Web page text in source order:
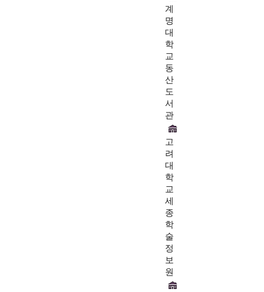
계
명
대
학
교
동
산
도
서
관
고
려
대
학
교
세
종
학
술
정
보
원